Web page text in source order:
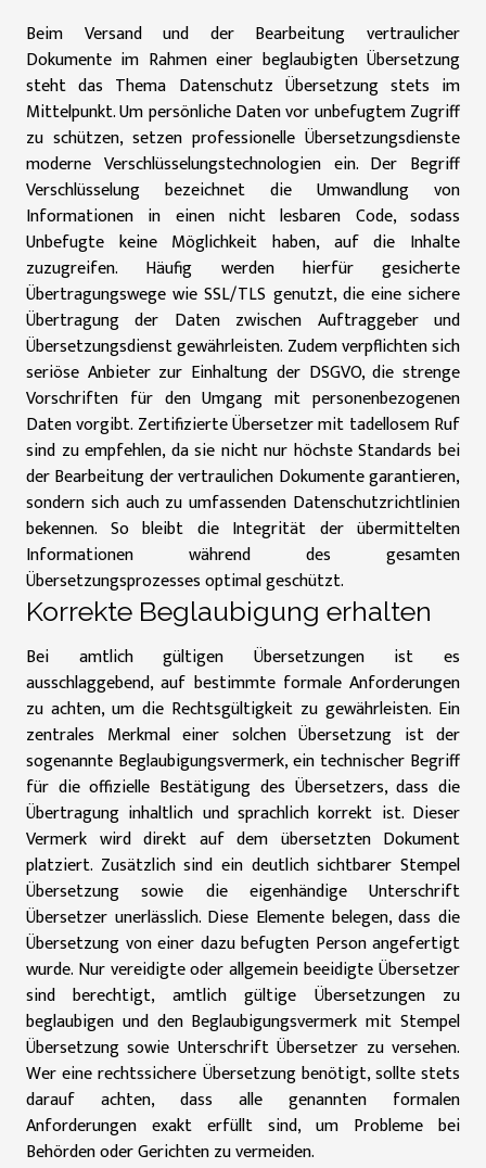
Beim Versand und der Bearbeitung vertraulicher
Dokumente im Rahmen einer beglaubigten Übersetzung
steht das Thema Datenschutz Übersetzung stets im
Mittelpunkt. Um persönliche Daten vor unbefugtem Zugriff
zu schützen, setzen professionelle Übersetzungsdienste
moderne Verschlüsselungstechnologien ein. Der Begriff
Verschlüsselung bezeichnet die Umwandlung von
Informationen in einen nicht lesbaren Code, sodass
Unbefugte keine Möglichkeit haben, auf die Inhalte
zuzugreifen. Häufig werden hierfür gesicherte
Übertragungswege wie SSL/TLS genutzt, die eine sichere
Übertragung der Daten zwischen Auftraggeber und
Übersetzungsdienst gewährleisten. Zudem verpflichten sich
seriöse Anbieter zur Einhaltung der DSGVO, die strenge
Vorschriften für den Umgang mit personenbezogenen
Daten vorgibt. Zertifizierte Übersetzer mit tadellosem Ruf
sind zu empfehlen, da sie nicht nur höchste Standards bei
der Bearbeitung der vertraulichen Dokumente garantieren,
sondern sich auch zu umfassenden Datenschutzrichtlinien
bekennen. So bleibt die Integrität der übermittelten
Informationen während des gesamten
Übersetzungsprozesses optimal geschützt.
Korrekte Beglaubigung erhalten
Bei amtlich gültigen Übersetzungen ist es
ausschlaggebend, auf bestimmte formale Anforderungen
zu achten, um die Rechtsgültigkeit zu gewährleisten. Ein
zentrales Merkmal einer solchen Übersetzung ist der
sogenannte Beglaubigungsvermerk, ein technischer Begriff
für die offizielle Bestätigung des Übersetzers, dass die
Übertragung inhaltlich und sprachlich korrekt ist. Dieser
Vermerk wird direkt auf dem übersetzten Dokument
platziert. Zusätzlich sind ein deutlich sichtbarer Stempel
Übersetzung sowie die eigenhändige Unterschrift
Übersetzer unerlässlich. Diese Elemente belegen, dass die
Übersetzung von einer dazu befugten Person angefertigt
wurde. Nur vereidigte oder allgemein beeidigte Übersetzer
sind berechtigt, amtlich gültige Übersetzungen zu
beglaubigen und den Beglaubigungsvermerk mit Stempel
Übersetzung sowie Unterschrift Übersetzer zu versehen.
Wer eine rechtssichere Übersetzung benötigt, sollte stets
darauf achten, dass alle genannten formalen
Anforderungen exakt erfüllt sind, um Probleme bei
Behörden oder Gerichten zu vermeiden.